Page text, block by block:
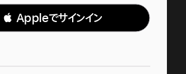
 Appleでサインイン